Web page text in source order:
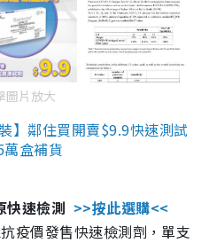
圖片放大
】鄰住買開賣$9.9快速測試
盒補貨
快速檢測 >>按此選購<<
疫價發售快速檢測劑，單支